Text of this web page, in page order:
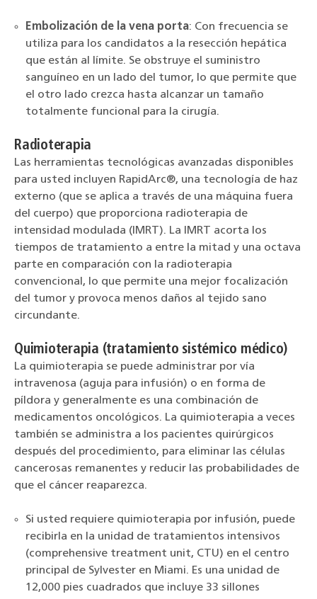
Embolización de la vena porta: Con frecuencia se
utiliza para los candidatos a la resección hepática
que están al límite. Se obstruye el suministro
sanguíneo en un lado del tumor, lo que permite que
el otro lado crezca hasta alcanzar un tamaño
totalmente funcional para la cirugía.
Radioterapia
Las herramientas tecnológicas avanzadas disponibles
para usted incluyen RapidArc®, una tecnología de haz
externo (que se aplica a través de una máquina fuera
del cuerpo) que proporciona radioterapia de
intensidad modulada (IMRT). La IMRT acorta los
tiempos de tratamiento a entre la mitad y una octava
parte en comparación con la radioterapia
convencional, lo que permite una mejor focalización
del tumor y provoca menos daños al tejido sano
circundante.
Quimioterapia (tratamiento sistémico médico)
La quimioterapia se puede administrar por vía
intravenosa (aguja para infusión) o en forma de
píldora y generalmente es una combinación de
medicamentos oncológicos. La quimioterapia a veces
también se administra a los pacientes quirúrgicos
después del procedimiento, para eliminar las células
cancerosas remanentes y reducir las probabilidades de
que el cáncer reaparezca.
Si usted requiere quimioterapia por infusión, puede
recibirla en la unidad de tratamientos intensivos
(comprehensive treatment unit, CTU) en el centro
principal de Sylvester en Miami. Es una unidad de
12,000 pies cuadrados que incluye 33 sillones